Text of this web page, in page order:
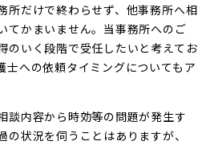
所だけで終わらせず、他事務所へ相
てかまいません。当事務所へのご
のいく段階で受任したいと考えてお
士への依頼タイミングについてもア
談内容から時効等の問題が発生す
状況を伺うことはありますが、